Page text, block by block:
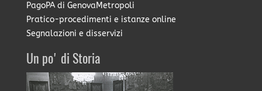
PagoPA di GenovaMetropoli
Pratico-procedimenti e istanze online
Segnalazioni e disservizi
Un po' di Storia